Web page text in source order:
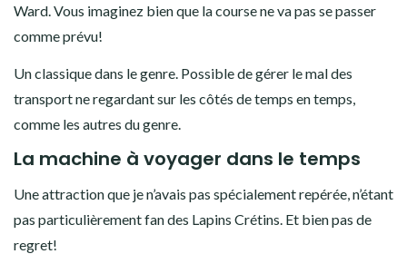
Ward. Vous imaginez bien que la course ne va pas se passer
comme prévu!
Un classique dans le genre. Possible de gérer le mal des
transport ne regardant sur les côtés de temps en temps,
comme les autres du genre.
La machine à voyager dans le temps
Une attraction que je n’avais pas spécialement repérée, n’étant
pas particulièrement fan des Lapins Crétins. Et bien pas de
regret!